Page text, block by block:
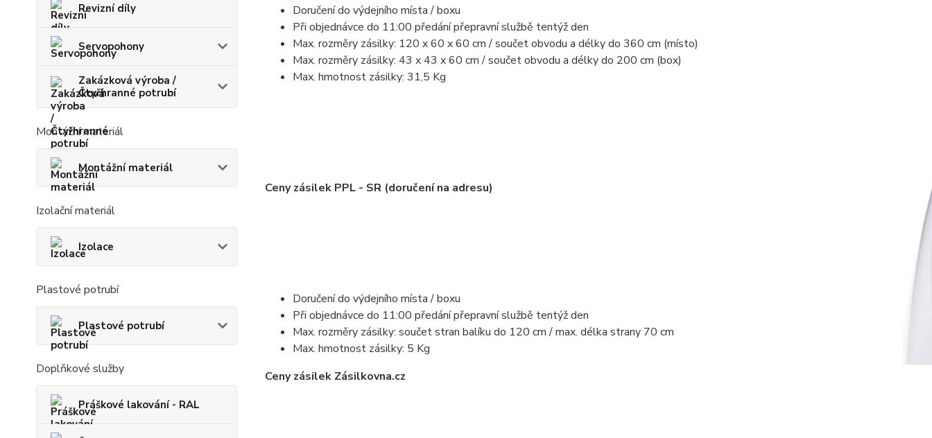
Revizní díly
Servopohony
Zakázková výroba /
Čtyřhranné potrubí
Montážní materiál
Montážní materiál
Izolační materiál
Izolace
Plastové potrubí
Plastové potrubí
Doplňkové služby
Práškové lakování - RAL
Doručení do výdejního místa / boxu
Při objednávce do 11:00 předání přepravní službě tentýž den
Max. rozměry zásilky: 120 x 60 x 60 cm / součet obvodu a délky do 360 cm (místo)
Max. rozměry zásilky: 43 x 43 x 60 cm / součet obvodu a délky do 200 cm (box)
Max. hmotnost zásilky: 31,5 Kg
Ceny zásilek PPL - SR (doručení na adresu)
Doručení do výdejního místa / boxu
Při objednávce do 11:00 předání přepravní službě tentýž den
Max. rozměry zásilky: součet stran balíku do 120 cm / max. délka strany 70 cm
Max. hmotnost zásilky: 5 Kg
Ceny zásilek Zásilkovna.cz